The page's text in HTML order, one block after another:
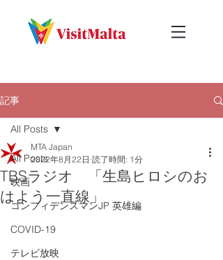
記事
All Posts
映画
コンフィデンスマンJP 英雄編
COVID-19
テレビ放映
All Posts
TBSラジオ 「生島ヒロシのお
はよう一直線」
MTA Japan
2022年8月22日 読了時間: 1分